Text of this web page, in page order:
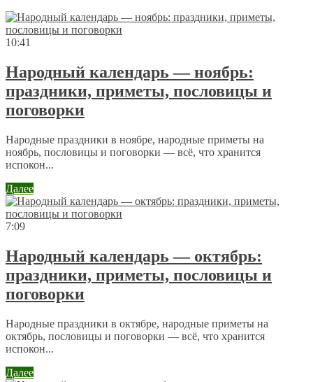
10:41
Народный календарь — ноябрь:
праздники, приметы, пословицы и
поговорки
Народные праздники в ноябре, народные приметы на
ноябрь, пословицы и поговорки — всё, что хранится
испокон...
Далее
7:09
Народный календарь — октябрь:
праздники, приметы, пословицы и
поговорки
Народные праздники в октябре, народные приметы на
октябрь, пословицы и поговорки — всё, что хранится
испокон...
Далее